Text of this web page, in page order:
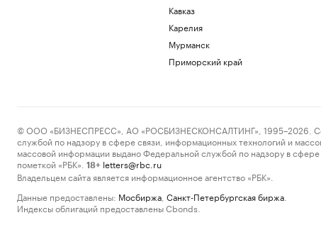
Кавказ
Карелия
Мурманск
Приморский край
© ООО «БИЗНЕСПРЕСС», АО «РОСБИЗНЕСКОНСАЛТИНГ», 1995–2026.
службой по надзору в сфере связи, информационных технологий и
массовой информации выдано Федеральной службой по надзору в
пометкой «РБК».
18+ letters@rbc.ru
Владельцем сайта является информационное агентство «РБК».
Данные предоставлены: Мосбиржа Санкт-Петербургская биржа
Индексы облигаций предоставлены Cbonds.